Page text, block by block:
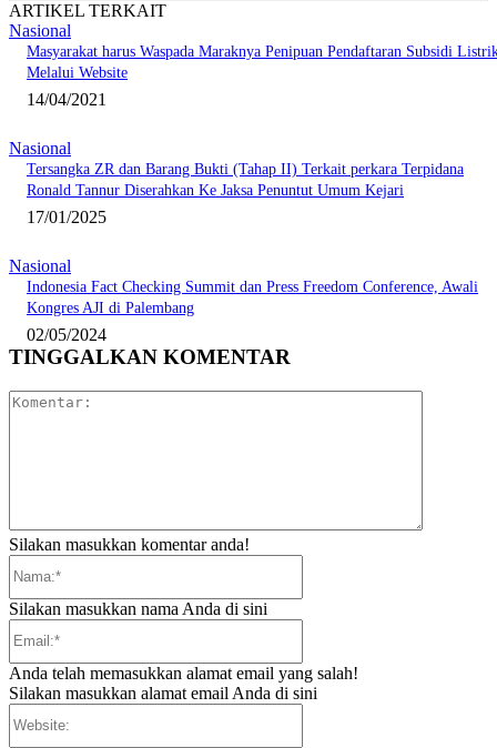
ARTIKEL TERKAIT
Nasional
Masyarakat harus Waspada Maraknya Penipuan Pendaftaran Subsidi
Melalui Website
14/04/2021
Nasional
Tersangka ZR dan Barang Bukti (Tahap II) Terkait perkara Terpidana
Ronald Tannur Diserahkan Ke Jaksa Penuntut Umum Kejari
17/01/2025
Nasional
Indonesia Fact Checking Summit dan Press Freedom Conference, Awali
Kongres AJI di Palembang
02/05/2024
TINGGALKAN KOMENTAR
Silakan masukkan komentar anda!
Silakan masukkan nama Anda di sini
Anda telah memasukkan alamat email yang salah!
Silakan masukkan alamat email Anda di sini